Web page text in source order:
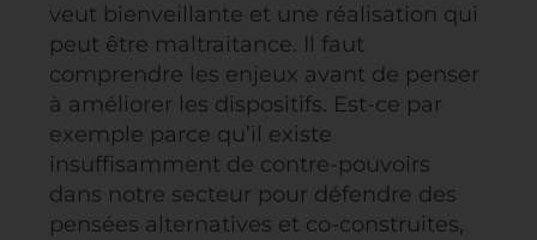
veut bienveillante et une réalisation qui
peut être maltraitance. Il faut
comprendre les enjeux avant de penser
à améliorer les dispositifs. Est-ce par
exemple parce qu’il existe
insuffisamment de contre-pouvoirs
dans notre secteur pour défendre des
pensées alternatives et co-construites,